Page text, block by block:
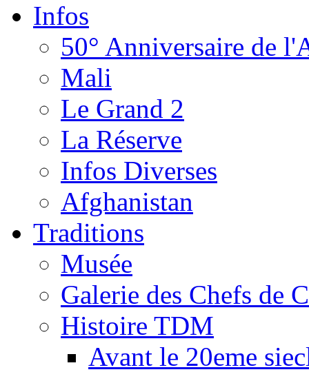
Infos
50° Anniversaire de
Mali
Le Grand 2
La Réserve
Infos Diverses
Afghanistan
Traditions
Musée
Galerie des Chefs de
Histoire TDM
Avant le 20eme